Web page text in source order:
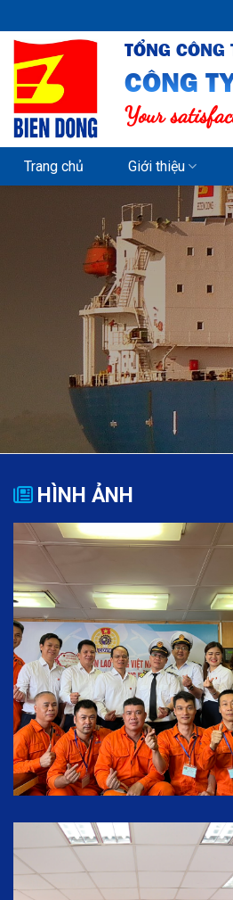
to
content
TỔNG
CÔNG
Your
Trang chủ Giới thiệu
HÌNH ẢNH